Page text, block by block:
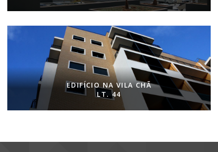
EDIFÍCIO NA VILA CHÃ
LT. 44